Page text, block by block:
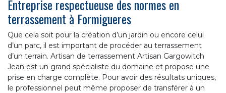
Entreprise respectueuse des normes en
terrassement à Formigueres
Que cela soit pour la création d’un jardin ou encore celui
d’un parc, il est important de procéder au terrassement
d’un terrain. Artisan de terrassement Artisan Gargowitch
Jean est un grand spécialiste du domaine et propose une
prise en charge complète. Pour avoir des résultats uniques,
le professionnel peut même proposer de transférer à un